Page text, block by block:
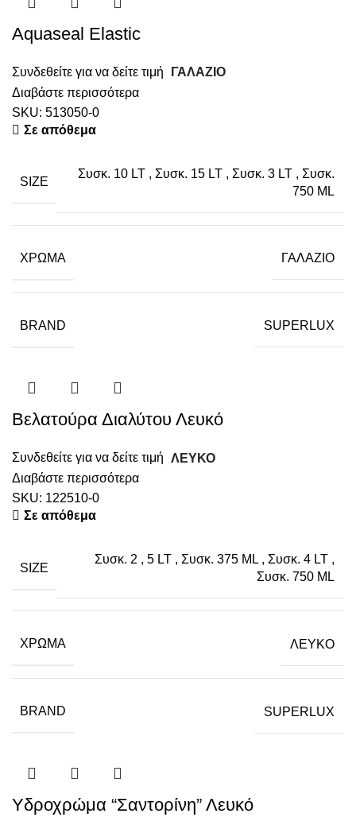
Aquaseal Elastic
Συνδεθείτε για να δείτε τιμή
ΓΑΛΑΖΙΟ
Διαβάστε περισσότερα
SKU: 513050-0
Σε απόθεμα
SIZE
Συσκ. 10 LT , Συσκ. 15 LT , Συσκ. 3 LT , Συσκ.
750 ML
ΧΡΏΜΑ ΓΑΛΑΖΙΟ
BRAND SUPERLUX
Βελατούρα Διαλύτου Λευκό
Συνδεθείτε για να δείτε τιμή ΛΕΥΚΟ
Διαβάστε περισσότερα
SKU: 122510-0
Σε απόθεμα
SIZE
Συσκ. 2 , 5 LT , Συσκ. 375 ML , Συσκ. 4 LT ,
Συσκ. 750 ML
ΧΡΏΜΑ ΛΕΥΚΟ
BRAND SUPERLUX
Υδροχρώμα “Σαντορίνη” Λευκό